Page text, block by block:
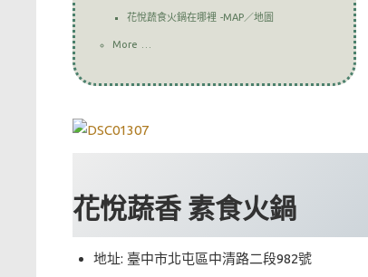
花悅蔬食火鍋在哪裡 -MAP／地圖
More …
花悅蔬香 素食火鍋
地址: 臺中市北屯區中清路二段982號